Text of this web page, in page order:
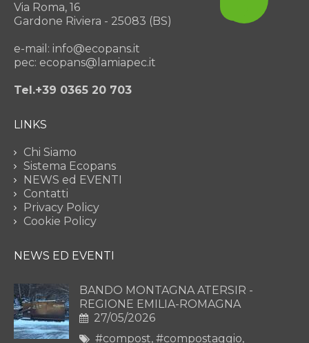
Via Roma, 16
Gardone Riviera - 25083 (BS)
e-mail: info@ecopans.it
pec: ecopans@lamiapec.it
Tel.+39 0365 20 703
LINKS
Chi Siamo
Sistema Ecopans
NEWS ed EVENTI
Contatti
Privacy Policy
Cookie Policy
NEWS ED EVENTI
BANDO MONTAGNA ATERSIR -
REGIONE EMILIA-ROMAGNA
27/05/2026
#compost,#compostaggio,